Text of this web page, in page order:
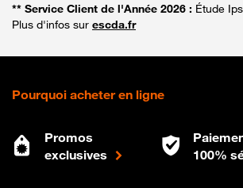
** Service Client de l'Année 2026 : Étude
Plus d'infos sur escda.fr
Pourquoi acheter en ligne
Promos
exclusives
100%